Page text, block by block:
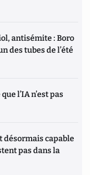
antisémite : Boro
des tubes de l’été
l’IA n’est pas
désormais capable
pas dans la